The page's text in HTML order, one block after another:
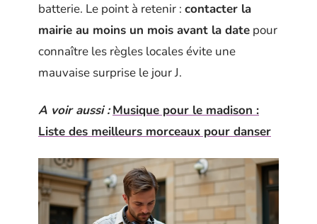
batterie. Le point à retenir : contacter la
mairie au moins un mois avant la date pour
connaître les règles locales évite une
mauvaise surprise le jour J.
A voir aussi : Musique pour le madison :
Liste des meilleurs morceaux pour danser